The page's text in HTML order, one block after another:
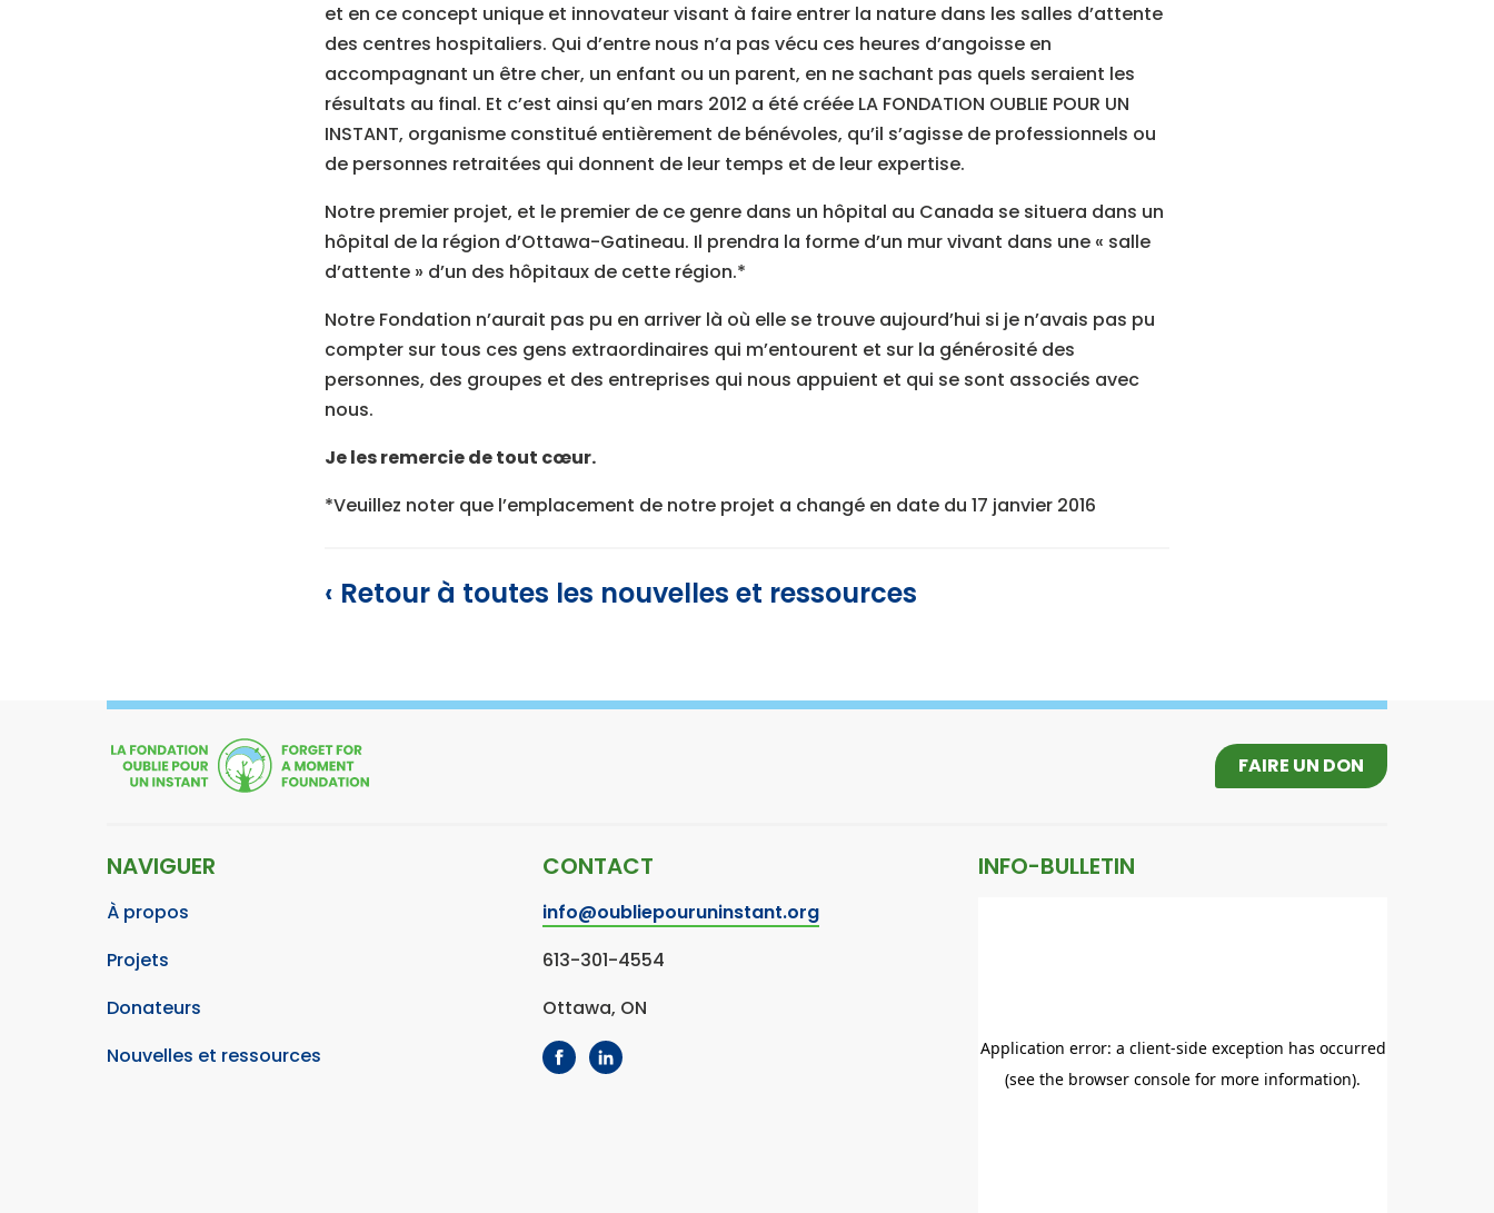
et en ce concept unique et innovateur visant à faire entrer la nature dans les salles d’attente
des centres hospitaliers. Qui d’entre nous n’a pas vécu ces heures d’angoisse en
accompagnant un être cher, un enfant ou un parent, en ne sachant pas quels seraient les
résultats au final. Et c’est ainsi qu’en mars 2012 a été créée LA FONDATION OUBLIE POUR UN
INSTANT, organisme constitué entièrement de bénévoles, qu’il s’agisse de professionnels ou
de personnes retraitées qui donnent de leur temps et de leur expertise.
Notre premier projet, et le premier de ce genre dans un hôpital au Canada se situera dans un
hôpital de la région d’Ottawa-Gatineau. Il prendra la forme d’un mur vivant dans une « salle
d’attente » d’un des hôpitaux de cette région.*
Notre Fondation n’aurait pas pu en arriver là où elle se trouve aujourd’hui si je n’avais pas pu
compter sur tous ces gens extraordinaires qui m’entourent et sur la générosité des
personnes, des groupes et des entreprises qui nous appuient et qui se sont associés avec
nous.
Je les remercie de tout cœur.
*Veuillez noter que l’emplacement de notre projet a changé en date du 17 janvier 2016
‹ Retour à toutes les nouvelles et ressources
FAIRE UN DON
NAVIGUER
À propos
Projets
Donateurs
Nouvelles et ressources
CONTACT
info@oubliepouruninstant.org
613-301-4554
Ottawa, ON
INFO-BULLETIN